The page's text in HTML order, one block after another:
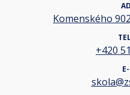
Komenského
+420